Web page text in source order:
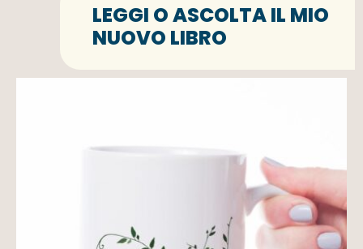
LEGGI O ASCOLTA IL MIO
NUOVO LIBRO